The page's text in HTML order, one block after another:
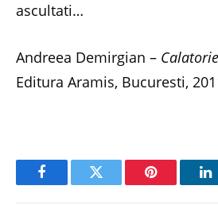
ascultati…
Andreea Demirgian –
Editura Aramis, Bucuresti,
FacebookTwitter Pinterest